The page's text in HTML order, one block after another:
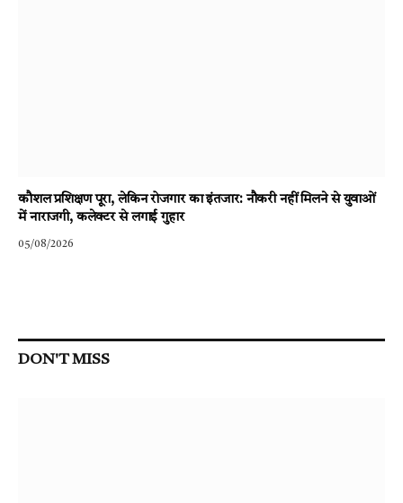
कौशल प्रशिक्षण पूरा, लेकिन रोजगार का इंतजार: नौकरी नहीं मिलने से युवाओं
में नाराजगी, कलेक्टर से लगाई गुहार
05/08/2026
DON'T MISS